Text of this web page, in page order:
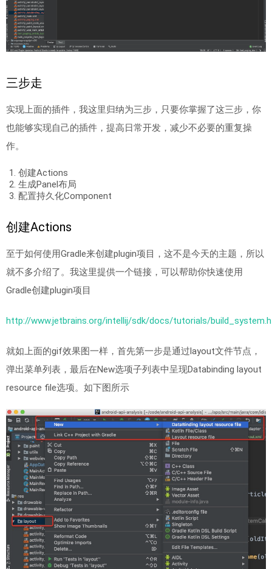
三步走
实现上面的插件，我这里归纳为三步，只要你掌握了这三步，你
也能够实现自己的插件，提高日常开发，减少不必要的重复操
作。
创建Actions
生成Panel布局
配置持久化Component
创建Actions
至于如何使用Gradle来创建plugin项目，这不是今天的主题，所以
就不多介绍了。我这里提供一个链接，可以帮助你快速使用
Gradle创建plugin项目
http://www.jetbrains.org/intellij/sdk/docs/tutorials/
就如上面的gif效果图一样，首先第一步是通过layout文件节点，
弹出菜单列表，最后在New选项子列表中呈现Databinding layout
resource file选项。如下图所示